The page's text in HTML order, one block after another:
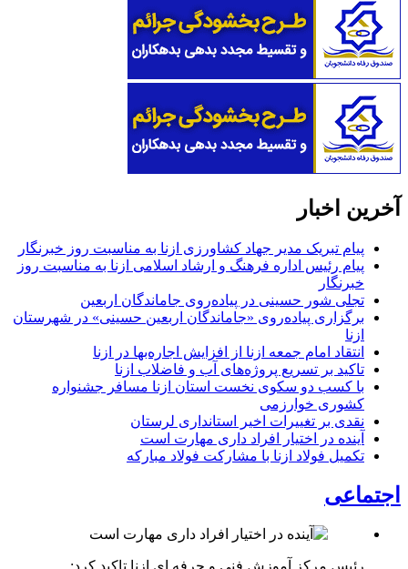
آخرین اخبار
پیام تبریک مدیر جهاد کشاورزی ازنا به مناسبت روز خبرنگار
پیام رئیس اداره فرهنگ و ارشاد اسلامی ازنا به مناسبت روز
خبرنگار
تجلی شور حسینی در پیاده‌روی جاماندگان اربعین
برگزاری پیاده‌روی «جاماندگان اربعین حسینی» در شهرستان
ازنا
انتقاد امام جمعه ازنا از افزایش اجاره‌بها در ازنا
تاکید بر تسریع پروژه‌های آب و فاضلاب ازنا
با کسب دو سکوی نخست استان ازنا مسافر جشنواره
کشوری خوارزمی
نقدی بر تغییرات اخیر استانداری لرستان
آینده در اختیار افراد داری مهارت است
تکمیل فولاد ازنا با مشارکت فولاد مبارکه
اجتماعی